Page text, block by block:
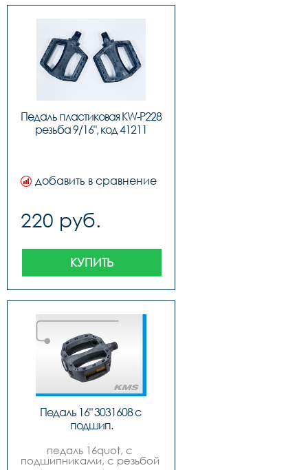
Педаль пластиковая KW-P228
резьба 9/16", код 41211
добавить в сравнение
220 руб.
КУПИТЬ
Педаль 16" 3031608 с
подшип.
педаль 16quot, с
подшипниками, с резьбой